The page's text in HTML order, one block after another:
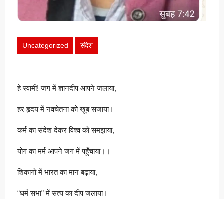
Uncategorized संदेश
हे स्वामी! जग में ज्ञानदीप आपने जलाया,
हर हृदय में नवचेतना को खूब सजाया।
कर्म का संदेश देकर विश्व को समझाया,
योग का मर्म आपने जग में पहुँचाया।।
शिकागो में भारत का मान बढ़ाया,
“धर्म सभा” में सत्य का दीप जलाया।